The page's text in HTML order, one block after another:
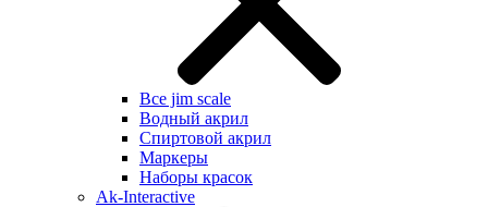
Все jim scale
Водный акрил
Спиртовой акрил
Маркеры
Наборы красок
Ak-Interactive